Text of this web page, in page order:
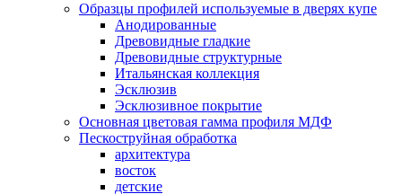
Образцы профилей используемые в дверях купе
Анодированные
Древовидные гладкие
Древовидные структурные
Итальянская коллекция
Эсклюзив
Эсклюзивное покрытие
Основная цветовая гамма профиля МДФ
Пескоструйная обработка
архитектура
восток
детские